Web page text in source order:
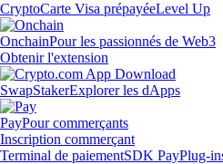
CryptoCarte Visa prépayéeLevel Up
OnchainPour les passionnés de Web3
Obtenir l'extension
SwapStakerExplorer les dApps
PayPour commerçants
Inscription commerçant
Terminal de paiementSDK PayPlug-